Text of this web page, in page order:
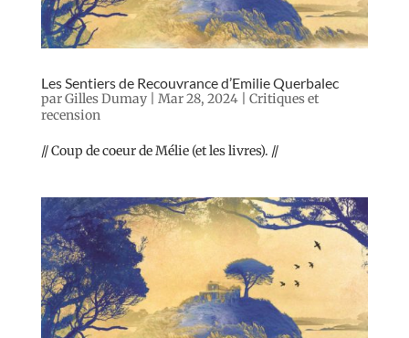
Les Sentiers de Recouvrance d’Emilie Querbalec
parGilles Dumay| Mar 28, 2024| Critiques et
recension
// Coup de coeur de Mélie (et les livres). //